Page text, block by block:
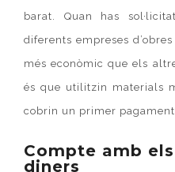
barat. Quan has
diferents empreses
més econòmic que els
és que utilitzin materials
cobrin un primer
Compte amb
diners